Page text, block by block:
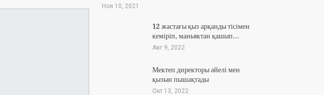
Ноя 10, 2021
12 жастағы қыз арқанды тісімен
кеміріп, маньяктан қашып…
Авг 9, 2022
Мектеп директоры әйелі мен
қызын пышақтады
Окт 13, 2022